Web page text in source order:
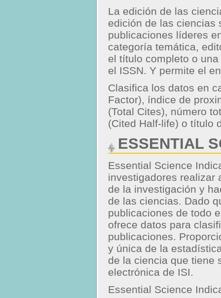
La edición de las
edición de las ciencias
publicaciones líderes
categoría temática,
el título completo o
el ISSN. Y permite el
Clasifica los datos en
Factor), índice de
(Total Cites), número
(Cited Half-life) o título
ESSENTIAL
Essential Science
investigadores realizar
de la investigación y
de las ciencias. Dado
publicaciones de todo
ofrece datos para
publicaciones.
y única de la
de la ciencia que tiene
electrónica de ISI.
Essential Science